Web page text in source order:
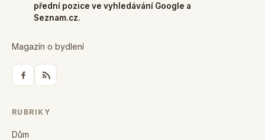
přední pozice ve vyhledávání Google a
Seznam.cz.
Magazín o bydlení
RUBRIKY
Dům